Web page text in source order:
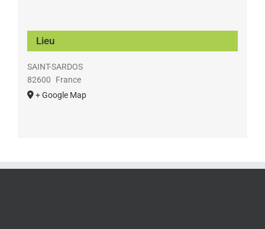
Lieu
SAINT-SARDOS
82600
France
+ Google Map